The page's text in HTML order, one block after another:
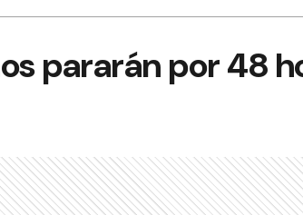
pararán por 48